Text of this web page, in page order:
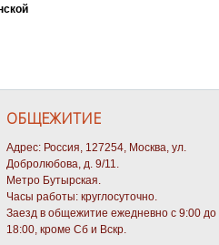
ОБЩЕЖИТИЕ
Адрес: Россия, 127254, Москва, ул.
Добролюбова, д. 9/11.
Метро Бутырская.
Часы работы: круглосуточно.
Заезд в общежитие ежедневно с 9:00 до
18:00, кроме Сб и Вскр.